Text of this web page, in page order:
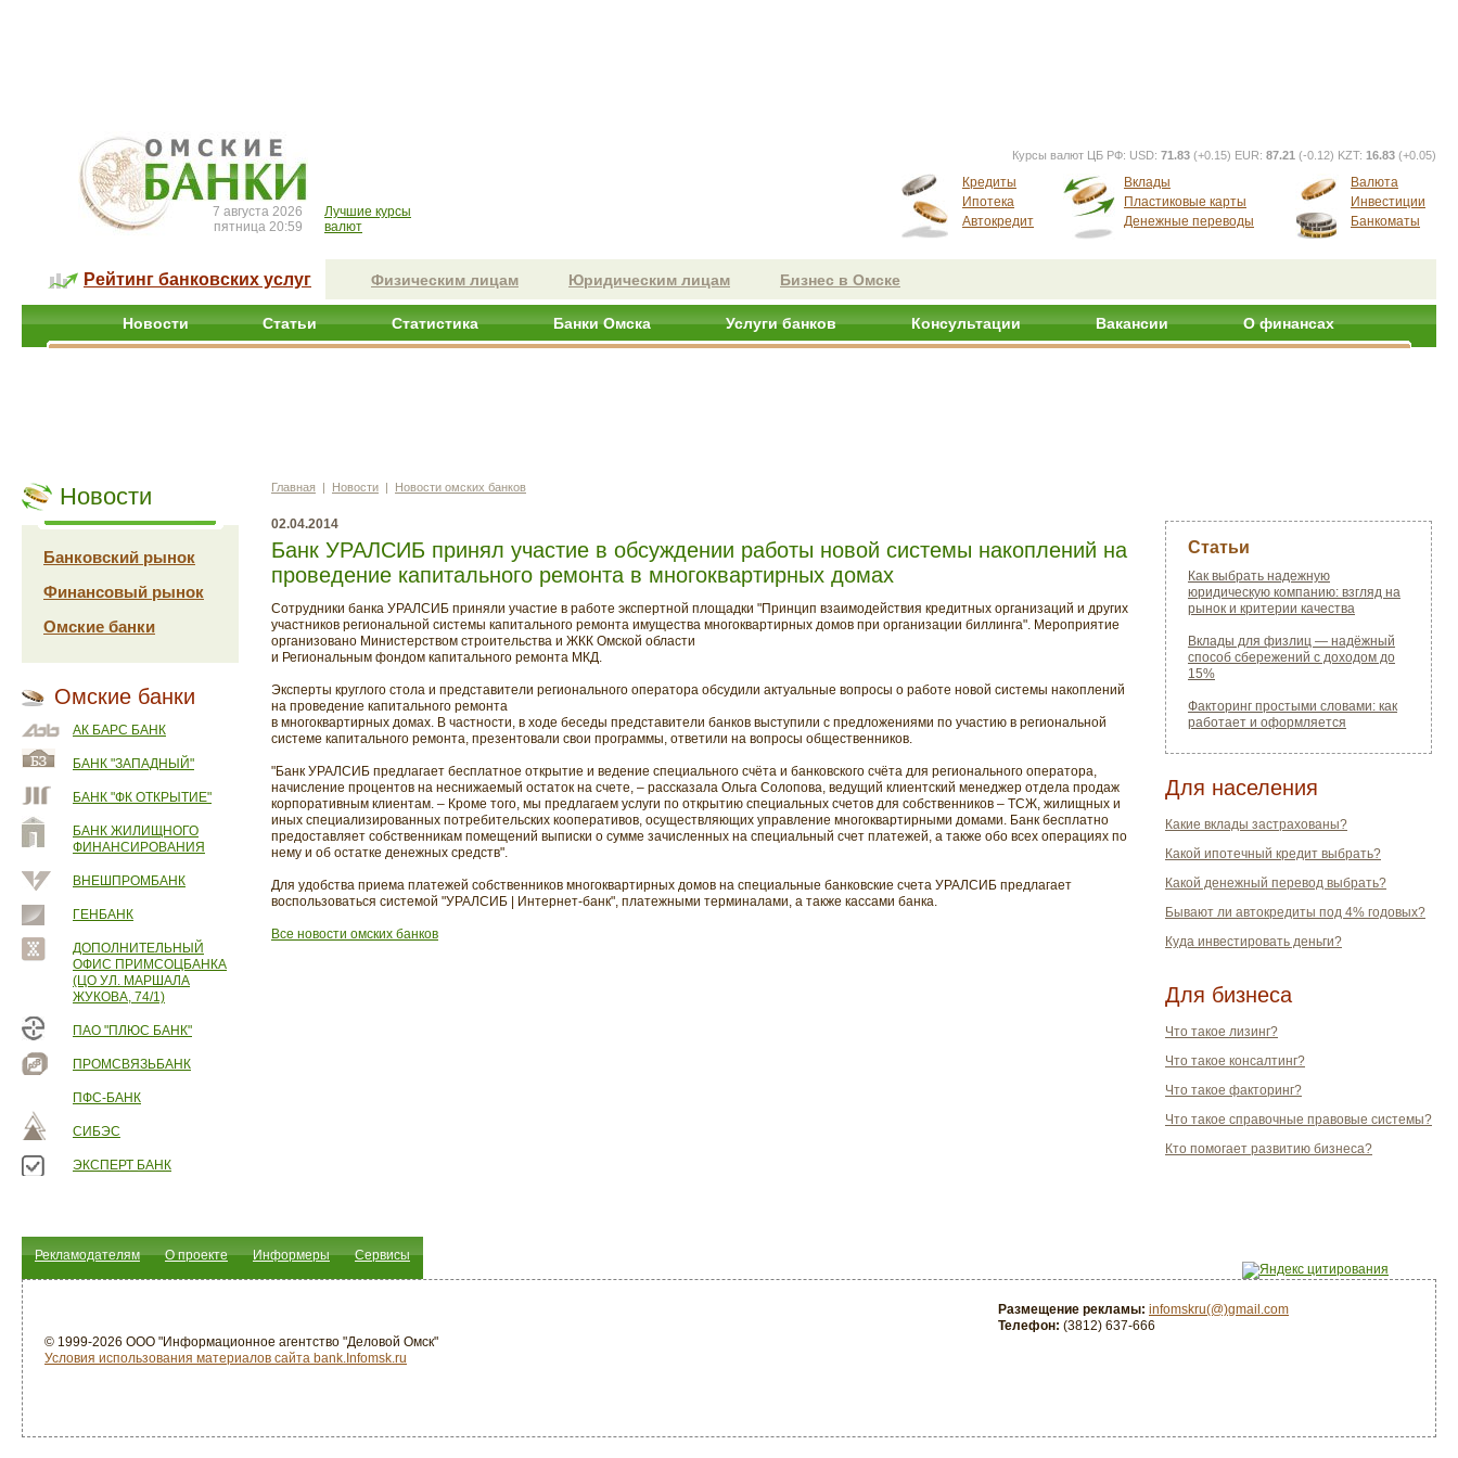
7 августа 2026
пятница 20:59
Лучшие курсы
валют
Курсы валют ЦБ РФ: USD: 71.83 (+0.15) EUR: 87.21 (-0.12) KZT: 16.83 (+0.05)
Кредиты
Ипотека
Автокредит
Вклады
Пластиковые карты
Денежные переводы
Валюта
Инвестиции
Банкоматы
Рейтинг банковских услуг Физическим лицам Юридическим лицам Бизнес в Омске
Новости Статьи Статистика Банки Омска Услуги банков Консультации Вакансии О финансах
Новости
Банковский рынок
Финансовый рынок
Омские банки
Омские банки
АК БАРС БАНК
БАНК "ЗАПАДНЫЙ"
БАНК "ФК ОТКРЫТИЕ"
БАНК ЖИЛИЩНОГО
ФИНАНСИРОВАНИЯ
ВНЕШПРОМБАНК
ГЕНБАНК
ДОПОЛНИТЕЛЬНЫЙ
ОФИС ПРИМСОЦБАНКА
(ЦО УЛ. МАРШАЛА
ЖУКОВА, 74/1)
ПАО "ПЛЮС БАНК"
ПРОМСВЯЗЬБАНК
ПФС-БАНК
СИБЭС
ЭКСПЕРТ БАНК
Главная | Новости | Новости омских банков
02.04.2014
Банк УРАЛСИБ принял участие в обсуждении работы новой системы накоплений на
проведение капитального ремонта в многоквартирных домах
Сотрудники банка УРАЛСИБ приняли участие в работе экспертной площадки "Принцип взаимодействия кредитных организаций и других
участников региональной системы капитального ремонта имущества многоквартирных домов при организации биллинга". Мероприятие
организовано Министерством строительства и ЖКК Омской области
и Региональным фондом капитального ремонта МКД.
Эксперты круглого стола и представители регионального оператора обсудили актуальные вопросы о работе новой системы накоплений
на проведение капитального ремонта
в многоквартирных домах. В частности, в ходе беседы представители банков выступили с предложениями по участию в региональной
системе капитального ремонта, презентовали свои программы, ответили на вопросы общественников.
"Банк УРАЛСИБ предлагает бесплатное открытие и ведение специального счёта и банковского счёта для регионального оператора,
начисление процентов на неснижаемый остаток на счете, – рассказала Ольга Солопова, ведущий клиентский менеджер отдела продаж
корпоративным клиентам. – Кроме того, мы предлагаем услуги по открытию специальных счетов для собственников – ТСЖ, жилищных и
иных специализированных потребительских кооперативов, осуществляющих управление многоквартирными домами. Банк бесплатно
предоставляет собственникам помещений выписки о сумме зачисленных на специальный счет платежей, а также обо всех операциях по
нему и об остатке денежных средств".
Для удобства приема платежей собственников многоквартирных домов на специальные банковские счета УРАЛСИБ предлагает
воспользоваться системой "УРАЛСИБ | Интернет-банк", платежными терминалами, а также кассами банка.
Все новости омских банков
Статьи
Как выбрать надежную
юридическую компанию: взгляд на
рынок и критерии качества
Вклады для физлиц — надёжный
способ сбережений с доходом до
15%
Факторинг простыми словами: как
работает и оформляется
Для населения
Какие вклады застрахованы?
Какой ипотечный кредит выбрать?
Какой денежный перевод выбрать?
Бывают ли автокредиты под 4% годовых?
Куда инвестировать деньги?
Для бизнеса
Что такое лизинг?
Что такое консалтинг?
Что такое факторинг?
Что такое справочные правовые системы?
Кто помогает развитию бизнеса?
Рекламодателям О проекте Информеры Сервисы
© 1999-2026 ООО "Информационное агентство "Деловой Омск"
Условия использования материалов сайта bank.Infomsk.ru
Размещение рекламы: infomskru(@)gmail.com
Телефон: (3812) 637-666